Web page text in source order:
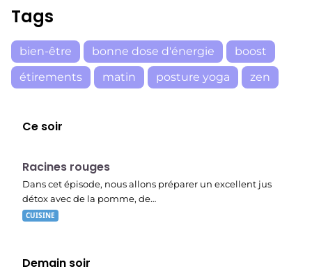
Tags
bien-être bonne dose d'énergie
boost
étirements
matin posture yoga zen
Ce soir
19:56
Racines rouges
Dans cet épisode, nous allons préparer un excellent jus
détox avec de la pomme, de…
CUISINE
Demain soir